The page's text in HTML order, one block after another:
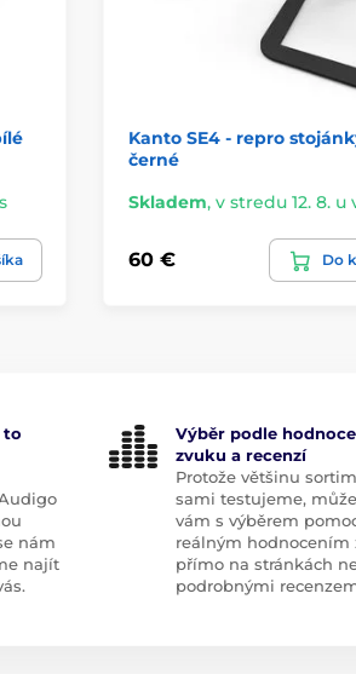
Kanto SE4 - repro
černé
Skladem, v stredu 12. 8. u
60 € Do
to
nám
najít
Výběr podle
zvuku a recenzí
Protože většinu
sami testujeme,
vám s výběrem
reálným hodnocením
přímo na stránkách
podrobnými